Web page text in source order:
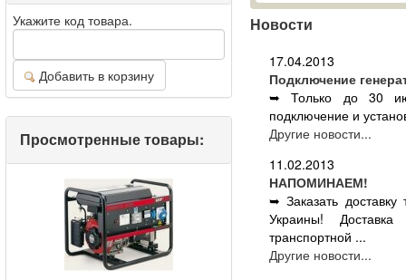
Укажите код товара.
Добавить в корзину
Просмотренные товары:
Новости
17.04.2013
Подключение
➥ Только до 30
подключение и
Другие новости...
11.02.2013
НАПОМИНАЕМ!
➥ Заказать
Украины!
транспортной ...
Другие новости...